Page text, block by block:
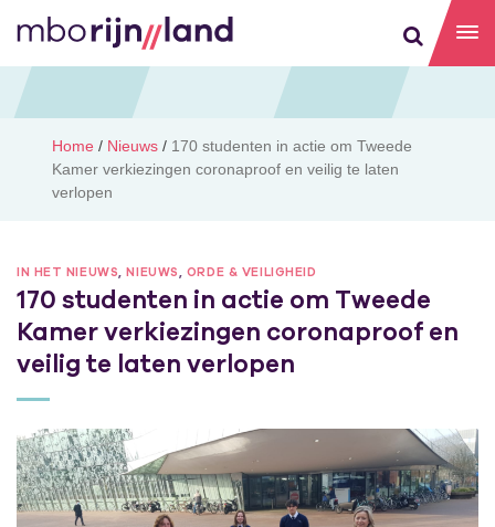
Home / Nieuws / 170 studenten in actie om Tweede
Kamer verkiezingen coronaproof en veilig te laten
verlopen
IN HET NIEUWS ,NIEUWS ORDE & VEILIGHEID
170 studenten in actie om Tweede
Kamer verkiezingen coronaproof en
veilig te laten verlopen